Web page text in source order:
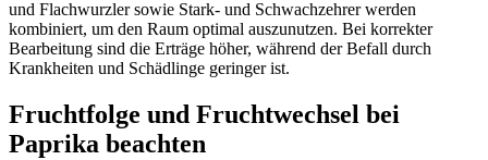
und Flachwurzler sowie Stark- und Schwachzehrer werden
kombiniert, um den Raum optimal auszunutzen. Bei korrekter
Bearbeitung sind die Erträge höher, während der Befall durch
Krankheiten und Schädlinge geringer ist.
Fruchtfolge und Fruchtwechsel bei
Paprika beachten